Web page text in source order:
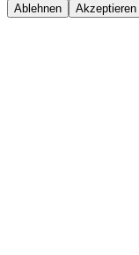
Ablehnen Akzeptieren